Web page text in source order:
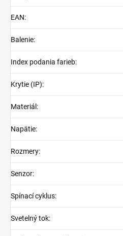
EAN:
Balenie:
Index podania farieb:
Krytie (IP):
Materiál :
Napätie:
Rozmery:
Senzor:
Spínací cyklus:
Svetelný tok: